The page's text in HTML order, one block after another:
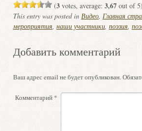
(3votes, average: 3,67out of 5)
This entry was posted in Видео, Главная
мероприятия, наши участники, поэзия,
Добавить комментарий
Ваш адрес email не будет опубликован.
Комментарий *